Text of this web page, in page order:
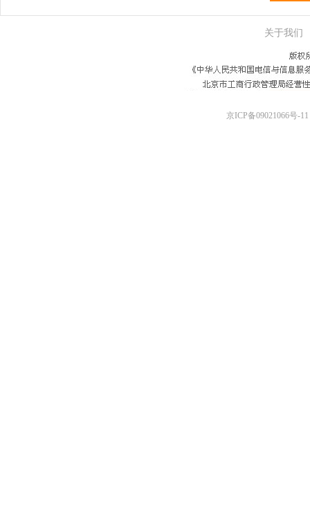
关于我们
京ICP备09021066号-11